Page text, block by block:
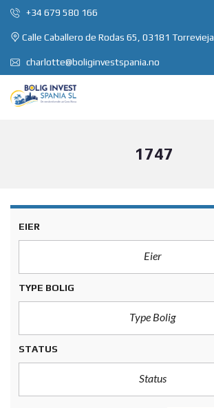
+34 679 580 166
Calle Caballero de Rodas 65, 03181 Torrevieja
charlotte@boliginvestspania.no
1747
EIER
Eier
TYPE BOLIG
Type Bolig
STATUS
Status